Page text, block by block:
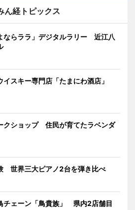
ん経トピックス
ならララ」デジタルラリー 近江八
イスキー専門店「たまにわ酒店」
クショップ 住民が育てたラベンダ
世界三大ピアノ2台を弾き比べ
チェーン「鳥貴族」 県内2店舗目